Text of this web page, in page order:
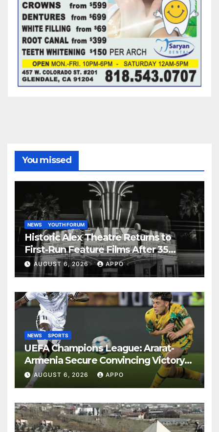
You missed
NEWS YOUTH FORUM
Historic Alex Theatre Returns to
First-Run Feature Films After 35
Years
AUGUST 6, 2026 APPO
NEWS SPORTS
UEFA Champions League: Ararat-
Armenia Secure Convincing Victory
Over Shamrock Rovers 2-0
AUGUST 6, 2026 APPO